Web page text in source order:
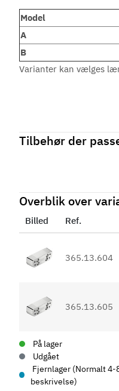
Model
A
B
Varianter kan vælges
Tilbehør der
Overblik over
Billed Ref.
365.13.604
365.13.605
På lager
Udgået
Fjernlager (Normalt 4-
beskrivelse)